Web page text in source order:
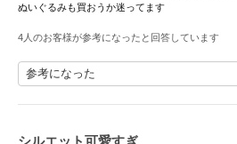
グラミチ
ぬいぐるみも買おうか迷ってます
4人のお客様が参考になったと回答しています
参考になった
シルエット可愛すぎ